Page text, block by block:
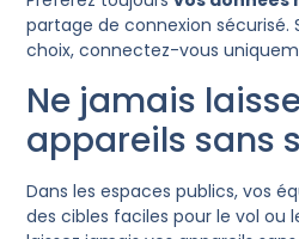
partage de connexion sécurisé.
choix, connectez-vous
Ne jamais
appareils sans
Dans les espaces publics, vos
des cibles faciles pour le vol ou